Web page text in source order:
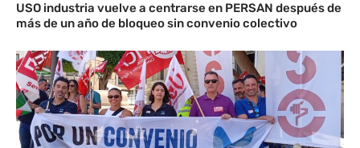
USO industria vuelve a centrarse en PERSAN después de
más de un año de bloqueo sin convenio colectivo